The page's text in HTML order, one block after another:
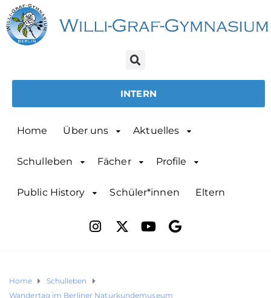
INTERN
Home Über uns Aktuelles
Schulleben Fächer Profile
Public History Schüler*innen Eltern
Home
Schulleben
Wandertag im Berliner Naturkundemuseum